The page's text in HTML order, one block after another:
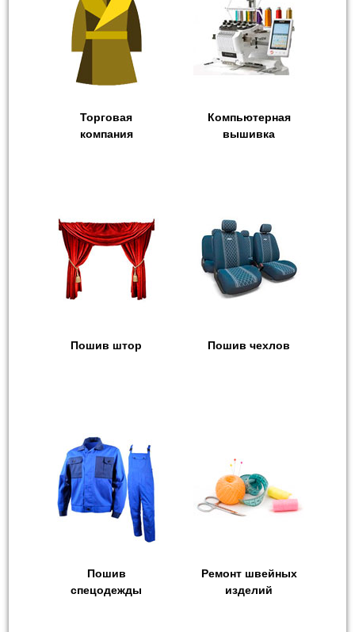
Торговая
компания
Компьютерная
вышивка
Пошив штор Пошив чехлов
Пошив
спецодежды
Ремонт швейных
изделий